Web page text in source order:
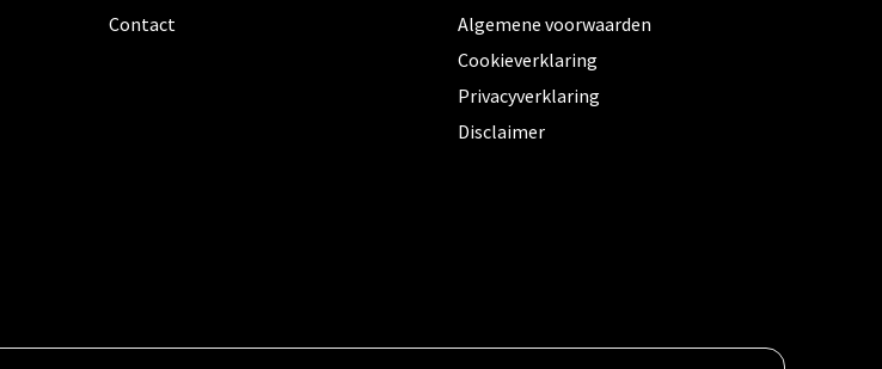
Contact
Algemene voorwaarden
Cookieverklaring
Privacyverklaring
Disclaimer